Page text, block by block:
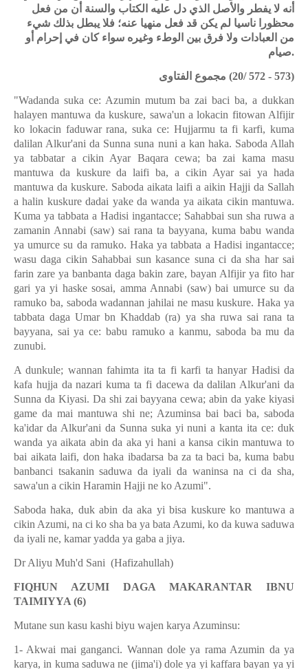
أنه لا يفطر والأصل الذي دل عليه الكتاب والسنة أن من فعل
محظورا ناسيا لم يكن قد فعل منهيا عنه؛ فلا يبطل بذلك شيء
من العبادات ولا فرق بين الوطء وغيره سواء كان في إحرام أو
صيام.
مجموع الفتاوى (20/ 572 - 573)
"Wadanda suka ce: Azumin mutum ba zai baci ba, a dukkan
halayen mantuwa da kuskure, sawa'un a lokacin fitowan Alfijir
ko lokacin faduwar rana, suka ce: Hujjarmu ta fi karfi, kuma
dalilan Alkur'ani da Sunna suna nuni a kan haka. Saboda Allah
ya tabbatar a cikin Ayar Baqara cewa; ba zai kama masu
mantuwa da kuskure da laifi ba, a cikin Ayar sai ya hada
mantuwa da kuskure. Saboda aikata laifi a aikin Hajji da Sallah
a halin kuskure dadai yake da wanda ya aikata cikin mantuwa.
Kuma ya tabbata a Hadisi ingantacce; Sahabbai sun sha ruwa a
zamanin Annabi (saw) sai rana ta bayyana, kuma babu wanda
ya umurce su da ramuko. Haka ya tabbata a Hadisi ingantacce;
wasu daga cikin Sahabbai sun kasance suna ci da sha har sai
farin zare ya banbanta daga bakin zare, bayan Alfijir ya fito har
gari ya yi haske sosai, amma Annabi (saw) bai umurce su da
ramuko ba, saboda wadannan jahilai ne masu kuskure. Haka ya
tabbata daga Umar bn Khaddab (ra) ya sha ruwa sai rana ta
bayyana, sai ya ce: babu ramuko a kanmu, saboda ba mu da
zunubi.
A dunkule; wannan fahimta ita ta fi karfi ta hanyar Hadisi da
kafa hujja da nazari kuma ta fi dacewa da dalilan Alkur'ani da
Sunna da Kiyasi. Da shi zai bayyana cewa; abin da yake kiyasi
game da mai mantuwa shi ne; Azuminsa bai baci ba, saboda
ka'idar da Alkur'ani da Sunna suka yi nuni a kanta ita ce: duk
wanda ya aikata abin da aka yi hani a kansa cikin mantuwa to
bai aikata laifi, don haka ibadarsa ba za ta baci ba, kuma babu
banbanci tsakanin saduwa da iyali da waninsa na ci da sha,
sawa'un a cikin Haramin Hajji ne ko Azumi".
Saboda haka, duk abin da aka yi bisa kuskure ko mantuwa a
cikin Azumi, na ci ko sha ba ya bata Azumi, ko da kuwa saduwa
da iyali ne, kamar yadda ya gaba a jiya.
Dr Aliyu Muh'd Sani (Hafizahullah)
FIQHUN AZUMI DAGA MAKARANTAR IBNU
TAIMIYYA (6)
Mutane sun kasu kashi biyu wajen karya Azuminsu:
1- Akwai mai ganganci. Wannan dole ya rama Azumin da ya
karya, in kuma saduwa ne (jima'i) dole ya yi kaffara bayan ya yi